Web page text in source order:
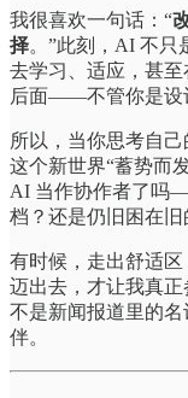
我很喜欢一句话：“
择。”此刻，AI 不只
去学习、适应，甚
后面——不管你是设
所以，当你思考自
这个新世界“蓄势而
AI 当作协作者了吗
档？还是仍旧困在
有时候，走出舒适区
迈出去，才让我真
不是新闻报道里的
伴。